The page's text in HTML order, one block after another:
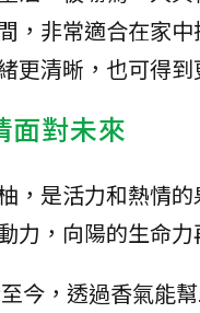
，非常適合在家
更清晰，也可得
面對未來
，是活力和熱情
力，向陽的生命力
今，透過香氣能